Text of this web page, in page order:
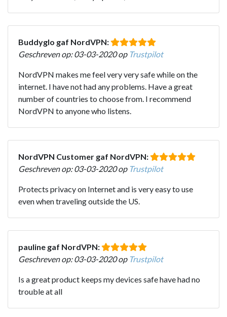
Buddyglo gaf NordVPN:
Geschreven op: 03-03-2020 op Trustpilot
NordVPN makes me feel very very safe while on the
internet. I have not had any problems. Have a great
number of countries to choose from. I recommend
NordVPN to anyone who listens.
NordVPN Customer gaf NordVPN:
Geschreven op: 03-03-2020 op Trustpilot
Protects privacy on Internet and is very easy to use
even when traveling outside the US.
pauline gaf NordVPN:
Geschreven op: 03-03-2020 op Trustpilot
Is a great product keeps my devices safe have had no
trouble at all